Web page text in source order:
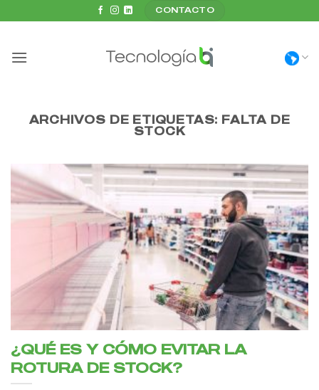
CONTACTO
ARCHIVOS DE ETIQUETAS: FALTA DE
STOCK
¿QUÉ ES Y CÓMO EVITAR LA
ROTURA DE STOCK?